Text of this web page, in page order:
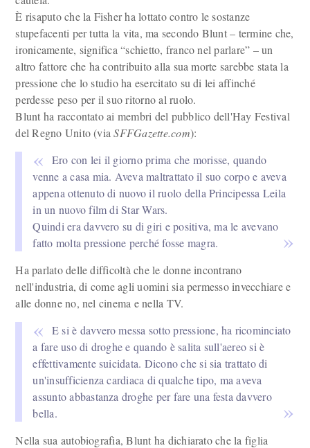
È risaputo che la Fisher ha lottato contro le sostanze
stupefacenti per tutta la vita, ma secondo Blunt – termine che,
ironicamente, significa “schietto, franco nel parlare” – un
altro fattore che ha contribuito alla sua morte sarebbe stata la
pressione che lo studio ha esercitato su di lei affinché
perdesse peso per il suo ritorno al ruolo.
Blunt ha raccontato ai membri del pubblico dell'Hay Festival
del Regno Unito (viaSFFGazette.com):
Ero con lei il giorno prima che morisse, quando
venne a casa mia. Aveva maltrattato il suo corpo e aveva
appena ottenuto di nuovo il ruolo della Principessa Leila
in un nuovo film di Star Wars.
Quindi era davvero su di giri e positiva, ma le avevano
fatto molta pressione perché fosse magra.
Ha parlato delle difficoltà che le donne incontrano
nell'industria, di come agli uomini sia permesso invecchiare e
alle donne no, nel cinema e nella TV.
E si è davvero messa sotto pressione, ha ricominciato
a fare uso di droghe e quando è salita sull'aereo si è
effettivamente suicidata. Dicono che si sia trattato di
un'insufficienza cardiaca di qualche tipo, ma aveva
assunto abbastanza droghe per fare una festa davvero
bella.
Nella sua autobiografia, Blunt ha dichiarato che la figlia